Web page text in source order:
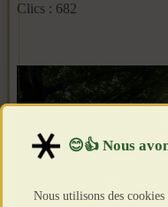
Clics : 682
Nous utilisons des